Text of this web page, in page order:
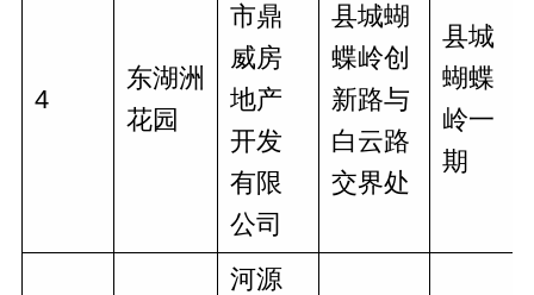
4
东湖洲
花园
市鼎
威房
地产
开发
有限
公司
县城蝴
蝶岭创
新路与
白云路
交界处
县城
蝴蝶
岭一
期
河源